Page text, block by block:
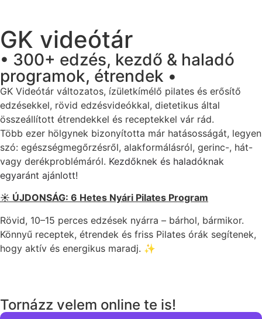
GK videótár
• 300+ edzés, kezdő & haladó
programok, étrendek •
GK Videótár változatos, ízületkímélő pilates és erősítő
edzésekkel, rövid edzésvideókkal, dietetikus által
összeállított étrendekkel és receptekkel vár rád.
Több ezer hölgynek bizonyította már hatásosságát, legyen
szó: egészségmegőrzésről, alakformálásról, gerinc-, hát-
vagy derékproblémáról. Kezdőknek és haladóknak
egyaránt ajánlott!
☀️ ÚJDONSÁG: 6 Hetes Nyári Pilates Program
Rövid, 10–15 perces edzések nyárra – bárhol, bármikor.
Könnyű receptek, étrendek és friss Pilates órák segítenek,
hogy aktív és energikus maradj. ✨
Tornázz velem online te is!